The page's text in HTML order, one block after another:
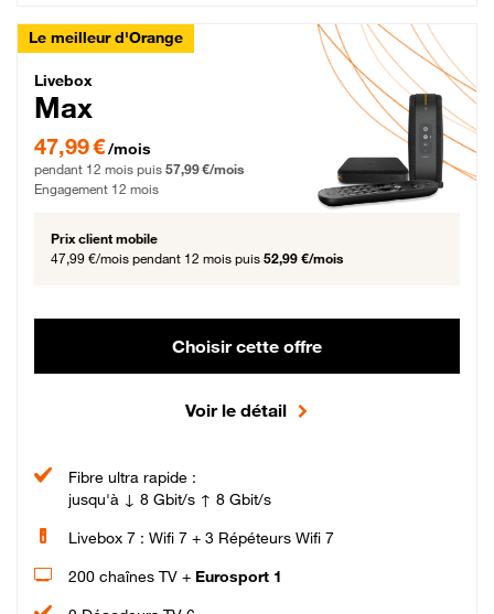
Le meilleur d'Orange
Livebox Max Fibre
Livebox
Max
47,99 € par mois pendant 12 mois puis 57,99 € par mois, Engagement 12 mois
47,99 €/mois
pendant 12 mois puis 57,99 €/mois
Engagement 12 mois
Prix client mobile
47,99 €/mois pendant 12 mois puis 52,99 €/mois
Choisir cette offre
Voir le détail
Fibre ultra rapide :
jusqu'à ↓ 8 Gbit/s ↑ 8 Gbit/s
Livebox 7 : Wifi 7 + 3 Répéteurs Wifi 7
200 chaînes TV + Eurosport 1